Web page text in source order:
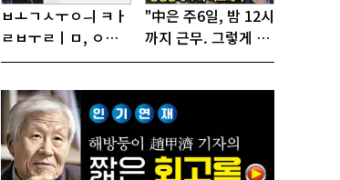
ㅂㅗㄱㅅㅜㅇㅢ ㅋㅏ
ㄹㅂㅜㄹㅣㅁ, ㅇㅙ
ㄱㅜㄱㅁㅣㄴㄷㅡㄹ
ㅎㅏㄴㅏ?
"中은 주6일, 밤 12시
까지 근무. 그렇게 일
해서 어떻게 경쟁하